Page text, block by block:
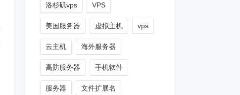
洛杉矶vps VPS
美国服务器 虚拟主机 vps
云主机 海外服务器
高防服务器 手机软件
服务器 文件扩展名